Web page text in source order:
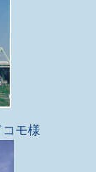
コモ様